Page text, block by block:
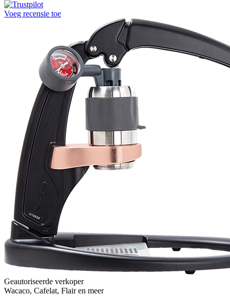
Voeg recensie toe
Geautoriseerde verkoper
Wacaco, Cafelat, Flair en meer